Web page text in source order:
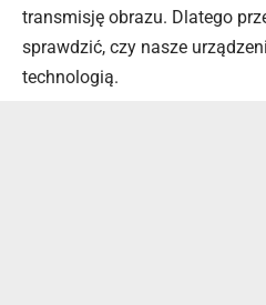
transmisję obrazu. Dlatego
sprawdzić, czy nasze
technologią.